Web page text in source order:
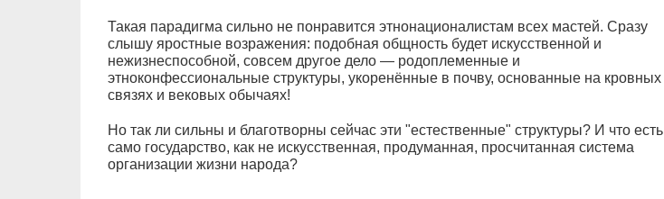
Такая парадигма сильно не понравится этнонационалистам всех мастей. Сразу
слышу яростные возражения: подобная общность будет искусственной и
нежизнеспособной, совсем другое дело — родоплеменные и
этноконфессиональные структуры, укоренённые в почву, основанные на кровных
связях и вековых обычаях!
Но так ли сильны и благотворны сейчас эти "естественные" структуры? И что есть
само государство, как не искусственная, продуманная, просчитанная система
организации жизни народа?